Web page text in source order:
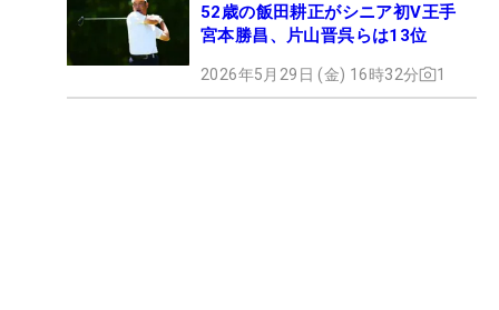
52歳の飯田耕正がシニア初V王手
宮本勝昌、片山晋呉らは13位
2026年5月29日 (金) 16時32分 1